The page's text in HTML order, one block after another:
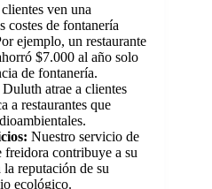
ven una
costes de fontanería
ejemplo, un restaurante
$7.000 al año solo
de fontanería.
Duluth atrae a clientes
a restaurantes que
Nuestro servicio de
freidora contribuye a su
reputación de su
ecológico.